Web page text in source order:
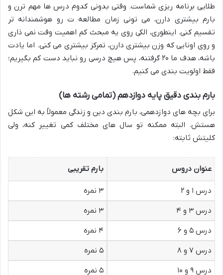
طلایی برنامه ریزی شماست. وقتی بدونی کدوم درس ها مهم ترن و
بارم بیشتری دارن، می تونی زمان مطالعه ت رو هوشمندانه تر
تقسیم کنی. اینطوری، الکی روی یه مبحث کم اهمیت وقت نمی ذاری
و روی اونایی که وزن بیشتری دارن، تمرکز بیشتری می کنی. اما یادت
باشه، هدف ما ۲۰ گرفتنه، پس هیچ درسی رو نباید دست کم بگیریم؛
فقط اولویت بندی می کنیم.
بارم بندی دقیق پایه دوازدهم (تمامی رشته ها)
برای بچه های دوازدهمی، بارم بندی دین و زندگی معمولاً به این شکل
هستش. البته ممکنه تو سال های مختلف کمی تغییر کنه، ولی
کلیتش ثابته:
عنوان دروس بارم تقریبی
درس ۱ و ۲
۳ نمره
درس ۳ و ۴
۳ نمره
درس ۵ و ۶
۴ نمره
درس ۷ و ۸
۵ نمره
درس ۹ و ۱۰
۵ نمره